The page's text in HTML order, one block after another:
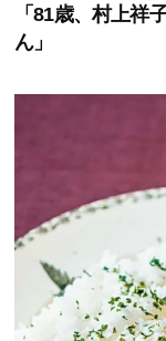
「81歳、村上祥
ん」